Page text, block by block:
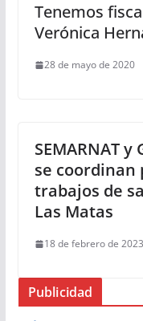
Tenemos
Verónica
28 de mayo de 2020
SEMARNAT
se coordinan
trabajos de
Las Matas
18 de febrero de 2023
Publicidad